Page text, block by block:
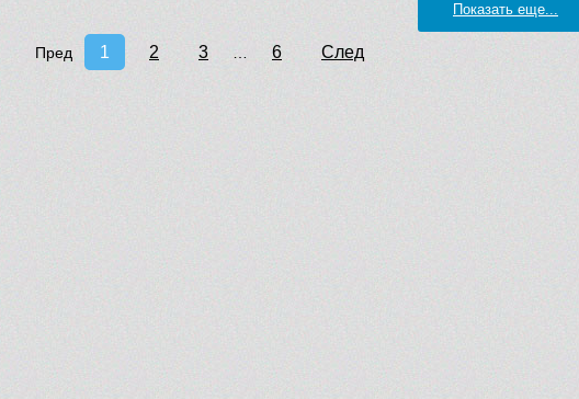
Показать еще...
Пред 1 2 3 6 След